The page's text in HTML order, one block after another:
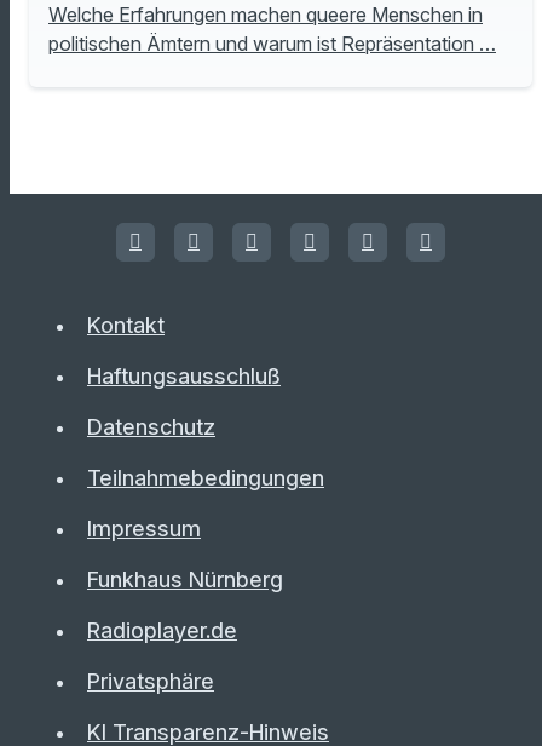
Welche Erfahrungen machen queere Menschen in
politischen Ämtern und warum ist Repräsentation …
Kontakt
Haftungsausschluß
Datenschutz
Teilnahmebedingungen
Impressum
Funkhaus Nürnberg
Radioplayer.de
Privatsphäre
KI Transparenz-Hinweis